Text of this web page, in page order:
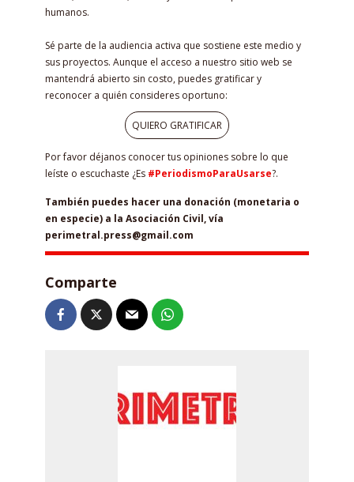
humanos.
Sé parte de la audiencia activa que sostiene este medio y
sus proyectos. Aunque el acceso a nuestro sitio web se
mantendrá abierto sin costo, puedes gratificar y
reconocer a quién consideres oportuno:
QUIERO GRATIFICAR
Por favor déjanos conocer tus opiniones sobre lo que
leíste o escuchaste ¿Es #PeriodismoParaUsarse?.
También puedes hacer una donación (monetaria o
en especie) a la Asociación Civil, vía
perimetral.press@gmail.com
Comparte